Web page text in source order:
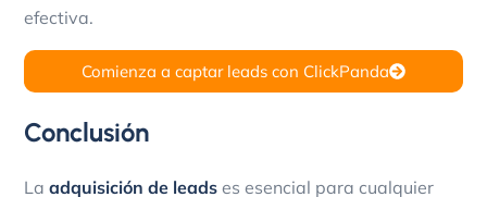
efectiva.
Comienza a captar leads con ClickPanda
Conclusión
La adquisición de leads es esencial para cualquier